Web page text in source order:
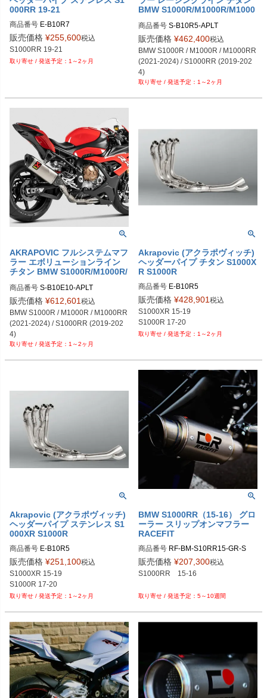
000RR 19-21
商品番号
販売価格 ¥255,600税込
1～2ヶ月
BMW S1000R/M1000R/M1000
商品番号 S-B10R5-APLT
販売価格 ¥462,400税込
BMW S1000R / M1000R / M1000RR
(2021-2024) / S1000RR (2019-202
4)
1～2ヶ月
AKRAPOVIC フルシステムマフ
ラー エボリューションライン
チタン BMW S1000R/M1000R/
商品番号 S-B10E10-APLT
販売価格 ¥612,601税込
BMW S1000R / M1000R / M1000RR
(2021-2024) / S1000RR (2019-202
4)
1～2ヶ月
Akrapovic (アクラポヴィッチ)
ヘッダーパイプ チタン S1000X
R S1000R
商品番号 E-B10R5
販売価格 ¥428,901 税込
S1000XR 15-19
1～2ヶ月
Akrapovic (アクラポヴィッチ)
ヘッダーパイプ ステンレス S1
000XR S1000R
商品番号 E-B10R5
販売価格 ¥251,100税込
S1000XR 15-19
1～2ヶ月
BMW S1000RR（15-16） グロ
ーラー スリップオンマフラー
RACEFIT
商品番号 RF-BM-S10RR15-GR-S
販売価格 ¥207,300税込
S1000RR　15-16
5～10週間